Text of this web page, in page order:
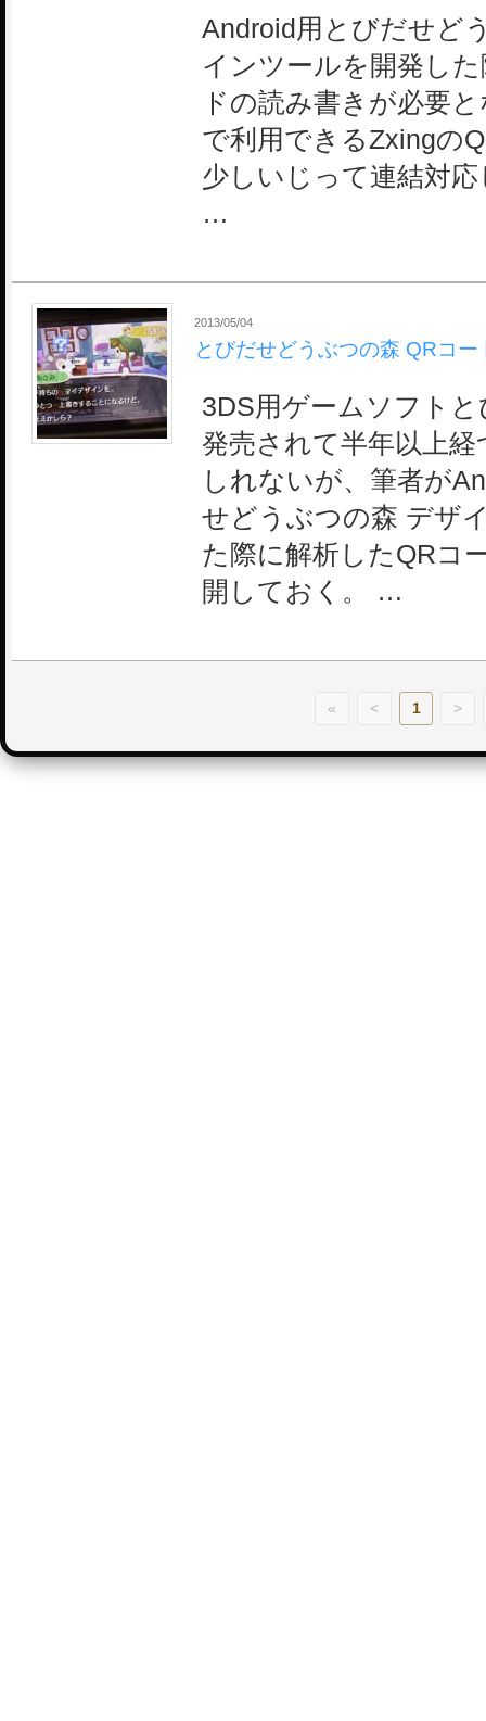
Android用とびだせど
インツールを開発し
ドの読み書きが必要
で利用できるZxingの
少しいじって連結対
…
2013/05/04
とびだせどうぶつの森 QRコー
3DS用ゲームソフト
発売されて半年以上
しれないが、筆者が
せどうぶつの森 デザ
た際に解析したQRコ
開しておく。 …
« < 1 >